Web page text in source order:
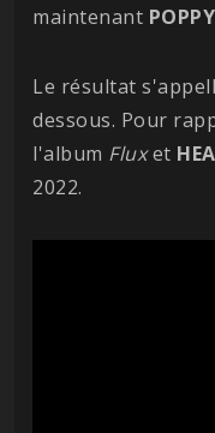
maintenant POPPY
Le résultat
dessous. Pour
l'album Fluxet
2022.